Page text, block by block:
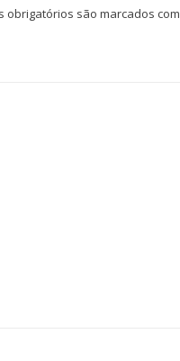
obrigatórios são marcados com